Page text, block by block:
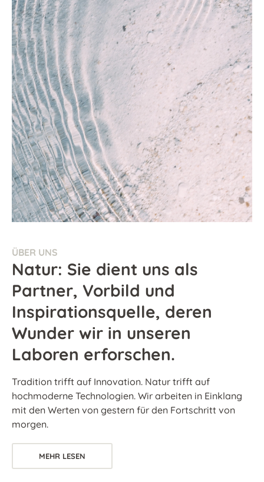
ÜBER UNS
Natur: Sie dient uns als
Partner, Vorbild und
Inspirationsquelle, deren
Wunder wir in unseren
Laboren erforschen.
Tradition trifft auf Innovation. Natur trifft auf
hochmoderne Technologien. Wir arbeiten in Einklang
mit den Werten von gestern für den Fortschritt von
morgen.
MEHR LESEN